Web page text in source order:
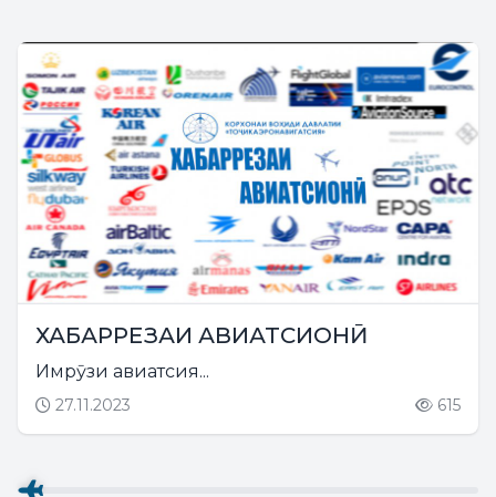
ХАБАРРЕЗАИ АВИАТСИОНӢ
Имрӯзи авиатсия...
27.11.2023 615